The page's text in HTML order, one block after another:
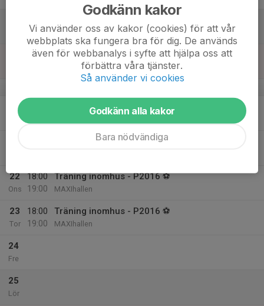
20
Mån
22
Ons
18:00
19:00
Träning inomhus - P2016 ⚽
MAXIhallen
23
Tor
18:00
19:00
Träning inomhus - P2016 ⚽
MAXIhallen
24
Fre
25
Lör
Godkänn kakor
Vi använder oss av kakor (cookies) för att vår
webbplats ska fungera bra för dig. De används
även för webbanalys i syfte att hjälpa oss att
förbättra våra tjänster.
Så använder vi cookies
Godkänn alla kakor
Bara nödvändiga